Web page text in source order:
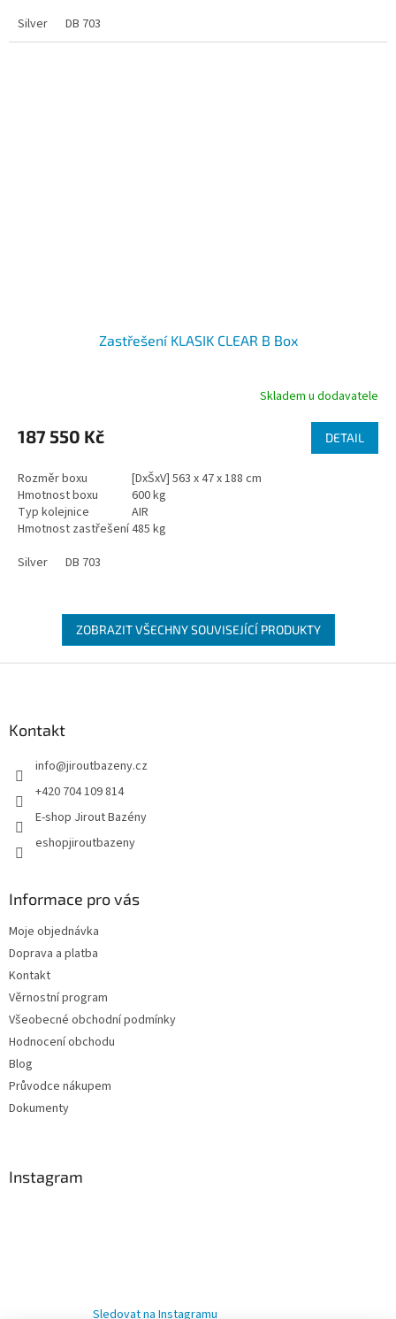
Silver
DB 703
Zastřešení KLASIK CLEAR B Box
Skladem u dodavatele
187 550 Kč DETAIL
Rozměr boxu
[DxŠxV] 563 x 47 x 188 cm
Hmotnost boxu
600 kg
Typ kolejnice
AIR
Hmotnost zastřešení485 kg
Silver
DB 703
ZOBRAZIT VŠECHNY SOUVISEJÍCÍ PRODUKTY
Kontakt
info@jiroutbazeny.cz
+420 704 109 814
E-shop Jirout Bazény
eshopjiroutbazeny
Informace pro vás
Moje objednávka
Doprava a platba
Kontakt
Věrnostní program
Všeobecné obchodní podmínky
Hodnocení obchodu
Blog
Průvodce nákupem
Dokumenty
Instagram
Sledovat na Instagramu